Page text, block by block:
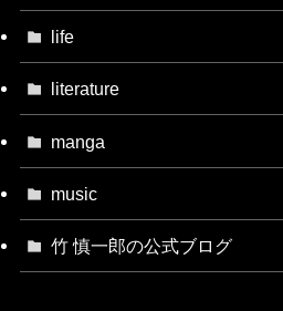
life
literature
manga
music
竹 慎一郎の公式ブログ